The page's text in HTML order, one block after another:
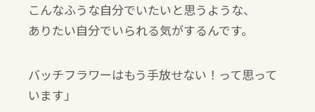
こんなふうな自分でいたいと思うような、
ありたい自分でいられる気がするんです。
バッチフラワーはもう手放せない！って思って
います」